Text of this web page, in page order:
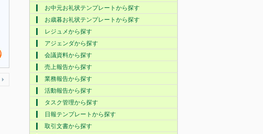
お中元お礼状テンプレートから探す
お歳暮お礼状テンプレートから探す
レジュメから探す
アジェンダから探す
会議資料から探す
売上報告から探す
業務報告から探す
活動報告から探す
タスク管理から探す
日報テンプレートから探す
取引文書から探す